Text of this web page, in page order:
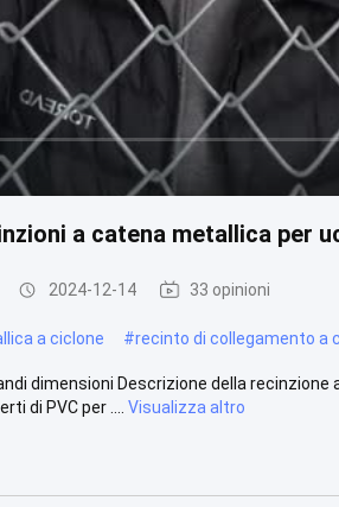
a catena metallica per
2024-12-14 33 opinioni
a ciclone #recinto di collegamento a
dimensioni Descrizione della recinzione
di PVC per ....
Visualizza altro